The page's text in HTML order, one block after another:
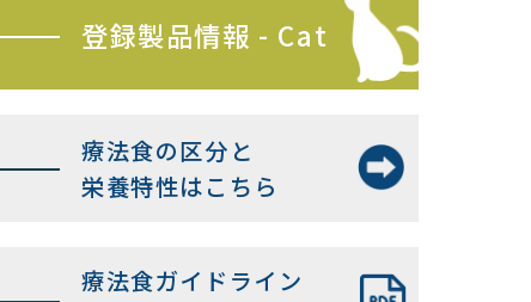
登録製品情報 - Cat
療法食の区分と
栄養特性はこちら
療法食ガイドライン